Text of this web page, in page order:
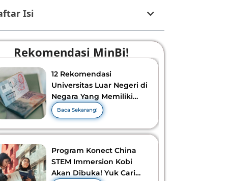
Isi
Rekomendasi MinBi!
12 Rekomendasi
Universitas Luar Negeri di
Negara Yang Memiliki
Visa Murah di 2026-2027!
Baca Sekarang!
Program Konect China
STEM Immersion Kobi
Akan Dibuka! Yuk Cari